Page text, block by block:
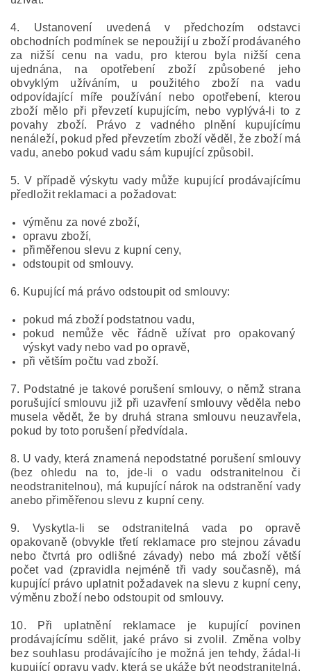
4. Ustanovení uvedená v předchozím odstavci
obchodních podmínek se nepoužijí u zboží prodávaného
za nižší cenu na vadu, pro kterou byla nižší cena
ujednána, na opotřebení zboží způsobené jeho
obvyklým užíváním, u použitého zboží na vadu
odpovídající míře používání nebo opotřebení, kterou
zboží mělo při převzetí kupujícím, nebo vyplývá-li to z
povahy zboží. Právo z vadného plnění kupujícímu
nenáleží, pokud před převzetím zboží věděl, že zboží má
vadu, anebo pokud vadu sám kupující způsobil.
5. V případě výskytu vady může kupující prodávajícímu
předložit reklamaci a požadovat:
výměnu za nové zboží,
opravu zboží,
přiměřenou slevu z kupní ceny,
odstoupit od smlouvy.
6. Kupující má právo odstoupit od smlouvy:
pokud má zboží podstatnou vadu,
pokud nemůže věc řádně užívat pro opakovaný
výskyt vady nebo vad po opravě,
při větším počtu vad zboží.
7. Podstatné je takové porušení smlouvy, o němž strana
porušující smlouvu již při uzavření smlouvy věděla nebo
musela vědět, že by druhá strana smlouvu neuzavřela,
pokud by toto porušení předvídala.
8. U vady, která znamená nepodstatné porušení smlouvy
(bez ohledu na to, jde-li o vadu odstranitelnou či
neodstranitelnou), má kupující nárok na odstranění vady
anebo přiměřenou slevu z kupní ceny.
9. Vyskytla-li se odstranitelná vada po opravě
opakovaně (obvykle třetí reklamace pro stejnou závadu
nebo čtvrtá pro odlišné závady) nebo má zboží větší
počet vad (zpravidla nejméně tři vady současně), má
kupující právo uplatnit požadavek na slevu z kupní ceny,
výměnu zboží nebo odstoupit od smlouvy.
10. Při uplatnění reklamace je kupující povinen
prodávajícímu sdělit, jaké právo si zvolil. Změna volby
bez souhlasu prodávajícího je možná jen tehdy, žádal-li
kupující opravu vady, která se ukáže být neodstranitelná.